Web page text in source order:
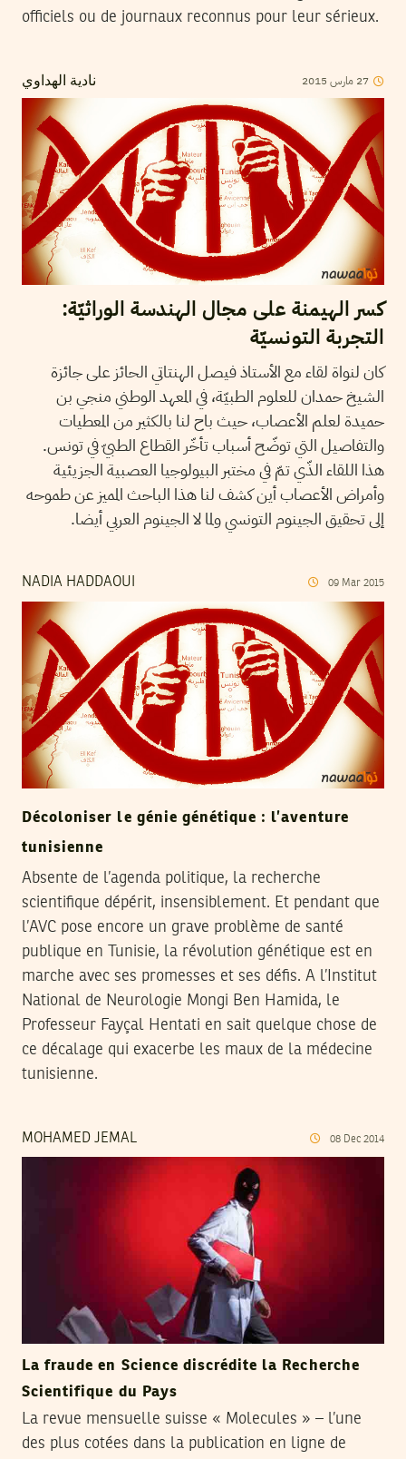
officiels ou de journaux reconnus pour leur sérieux.
نادية الهداوي 27 مارس 2015
كسر الهيمنة على مجال الهندسة الوراثيّة:
التجربة التونسيّة
كان لنواة لقاء مع الأستاذ فيصل الهنتاتي الحائز على جائزة
الشيخ حمدان للعلوم الطبيّة، في المعهد الوطني منجي بن
حميدة لعلم الأعصاب، حيث باح لنا بالكثير من المعطيات
والتفاصيل التي توضّح أسباب تأخّر القطاع الطبيّ في تونس.
هذا اللقاء الذّي تمّ في مختبر البيولوجيا العصبية الجزيئية
وأمراض الأعصاب أين كشف لنا هذا الباحث المميز عن طموحه
إلى تحقيق الجينوم التونسي ولما لا الجينوم العربي أيضا.
NADIA HADDAOUI 09 Mar 2015
Décoloniser le génie génétique : l’aventure
tunisienne
Absente de l’agenda politique, la recherche
scientifique dépérit, insensiblement. Et pendant que
l’AVC pose encore un grave problème de santé
publique en Tunisie, la révolution génétique est en
marche avec ses promesses et ses défis. A l’Institut
National de Neurologie Mongi Ben Hamida, le
Professeur Fayçal Hentati en sait quelque chose de
ce décalage qui exacerbe les maux de la médecine
tunisienne.
MOHAMED JEMAL 08 Dec 2014
La fraude en Science discrédite la Recherche
Scientifique du Pays
La revue mensuelle suisse « Molecules » – l’une
des plus cotées dans la publication en ligne de